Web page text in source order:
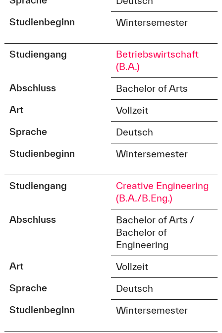
Studienbeginn
Wintersemester
Studiengang
Betriebswirtschaft
(B.A.)
Abschluss
Bachelor of Arts
Art
Vollzeit
Sprache
Deutsch
Studienbeginn
Wintersemester
Studiengang
Creative Engineering
(B.A./B.Eng.)
Abschluss
Bachelor of Arts /
Bachelor of
Engineering
Art
Vollzeit
Sprache
Deutsch
Studienbeginn
Wintersemester